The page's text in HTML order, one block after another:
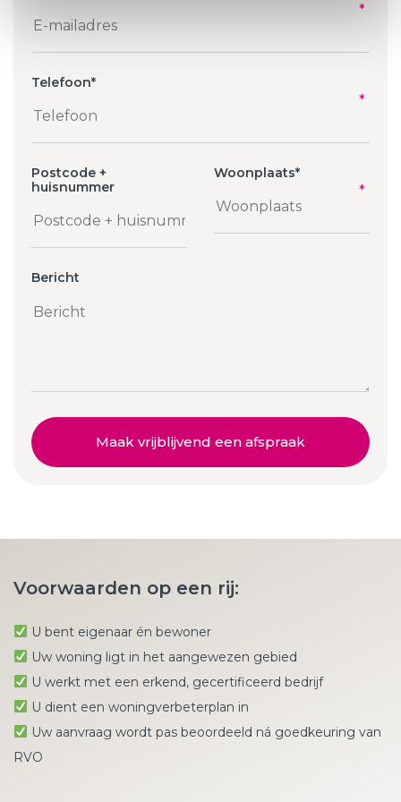
Telefoon*
Postcode +
huisnummer
Woonplaats*
Bericht
Maak vrijblijvend een afspraak
Voorwaarden op een rij:
U bent eigenaar én bewoner
Uw woning ligt in het aangewezen gebied
U werkt met een erkend, gecertificeerd bedrijf
U dient een woningverbeterplan in
Uw aanvraag wordt pas beoordeeld ná goedkeuring van
RVO